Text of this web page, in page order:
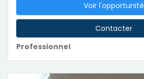
Professionnel
Voir l'opportunité
Contacter